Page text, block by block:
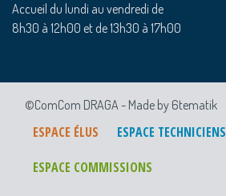
Accueil du lundi au vendredi de
8h30 à 12h00 et de 13h30 à 17h00
©ComCom DRAGA - Made by 6tematik
ESPACE ÉLUS
ESPACE TECHNICIENS
ESPACE COMMISSIONS